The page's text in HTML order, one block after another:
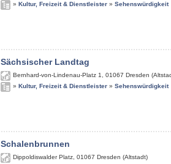
» Kultur, Freizeit & Dienstleister » Sehenswürdigkeit
Sächsischer Landtag
Bernhard-von-Lindenau-Platz 1 01067 Dresden
» Kultur, Freizeit & Dienstleister » Sehenswürdigkeit
Schalenbrunnen
Dippoldiswalder Platz 01067 Dresden (Altstadt)